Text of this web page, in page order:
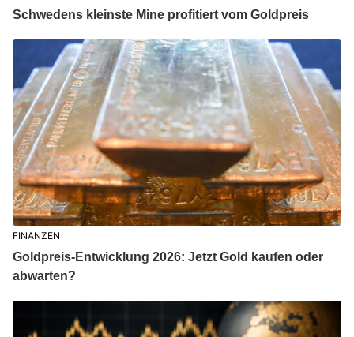
Schwedens kleinste Mine profitiert vom Goldpreis
FINANZEN
Goldpreis-Entwicklung 2026: Jetzt Gold kaufen oder
abwarten?